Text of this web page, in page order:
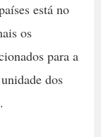
está no
os
para a
dos